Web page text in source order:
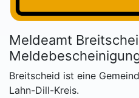
Meldeamt
Breitscheid ist eine
Lahn-Dill-Kreis.